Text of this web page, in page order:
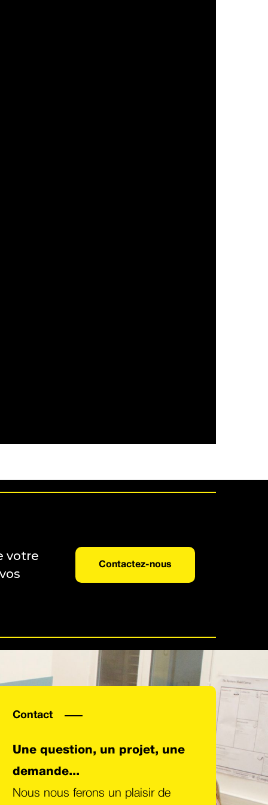
votre
Contactez-nous
Contact
Une question, un projet, une
demande...
Nous nous ferons un plaisir de